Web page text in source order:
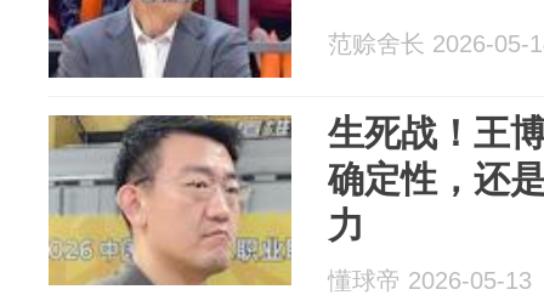
范赊舍长 2026-05-
生死战！王
确定性，还
力
懂球帝 2026-05-13